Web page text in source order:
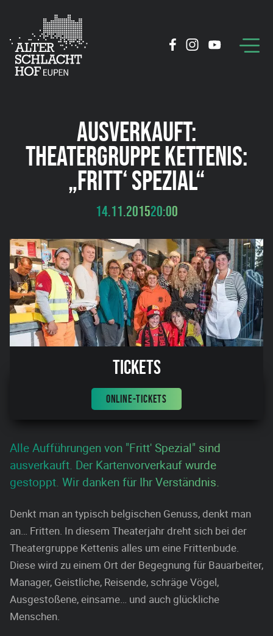
AUSVERKAUFT:
THEATERGRUPPE KETTENIS:
„FRITT‘ SPEZIAL“
14.11.201520:00
Tickets
ONLINE-TICKETS
Alle Aufführungen von "Fritt' Spezial" sind
ausverkauft. Der Kartenvorverkauf wurde
gestoppt. Wir danken für Ihr Verständnis.
Denkt man an typisch belgischen Genuss, denkt man
an… Fritten. In diesem Theaterjahr dreht sich bei der
Theatergruppe Kettenis alles um eine Frittenbude.
Diese wird zu einem Ort der Begegnung für Bauarbeiter,
Manager, Geistliche, Reisende, schräge Vögel,
Ausgestoßene, einsame… und auch glückliche
Menschen.